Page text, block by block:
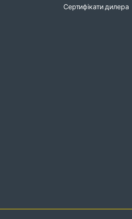
Сертифікати дилера